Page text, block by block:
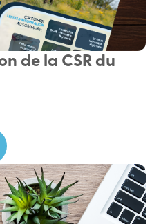
de la CSR du